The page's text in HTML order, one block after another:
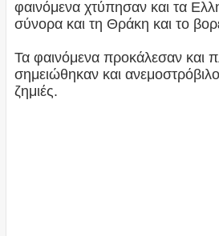
φαινόμενα χτύπησαν και τα
σύνορα και τη Θράκη και το
Τα φαινόμενα προκάλεσαν και
σημειώθηκαν και
ζημιές.